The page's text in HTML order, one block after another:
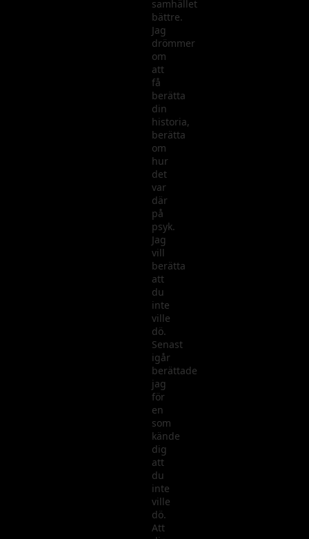
samhället
bättre.
Jag
drömmer
om
att
få
berätta
din
historia,
berätta
om
hur
det
var
där
på
psyk.
Jag
vill
berätta
att
du
inte
ville
dö.
Senast
igår
berättade
jag
för
en
som
kände
dig
att
du
inte
ville
dö.
Att